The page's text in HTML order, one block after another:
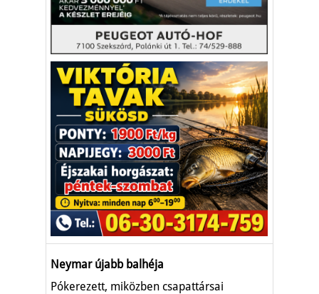
Neymar újabb balhéja
Pókerezett, miközben csapattársai